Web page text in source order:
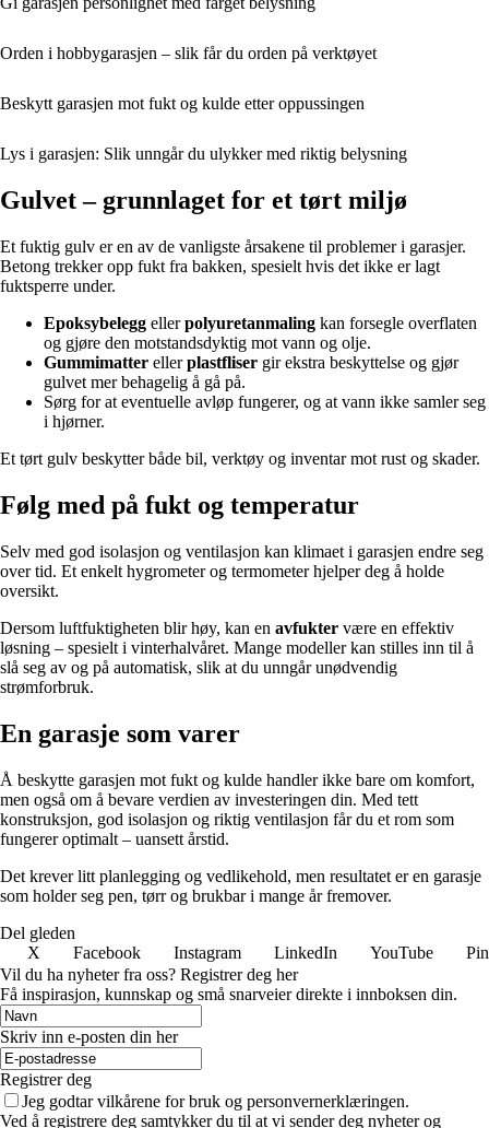
Orden i hobbygarasjen – slik får du orden på verktøyet
Beskytt garasjen mot fukt og kulde etter oppussingen
Lys i garasjen: Slik unngår du ulykker med riktig belysning
Gulvet – grunnlaget for et tørt miljø
Et fuktig gulv er en av de vanligste årsakene til problemer i garasjer.
Betong trekker opp fukt fra bakken, spesielt hvis det ikke er lagt
fuktsperre under.
Epoksybelegg ellerpolyuretanmaling kan forsegle overflaten
og gjøre den motstandsdyktig mot vann og olje.
Gummimatter ellerplastfliser gir ekstra beskyttelse og gjør
gulvet mer behagelig å gå på.
Sørg for at eventuelle avløp fungerer, og at vann ikke samler seg
i hjørner.
Et tørt gulv beskytter både bil, verktøy og inventar mot rust og skader.
Følg med på fukt og temperatur
Selv med god isolasjon og ventilasjon kan klimaet i garasjen endre seg
over tid. Et enkelt hygrometer og termometer hjelper deg å holde
oversikt.
Dersom luftfuktigheten blir høy, kan en avfukter være en effektiv
løsning – spesielt i vinterhalvåret. Mange modeller kan stilles inn til å
slå seg av og på automatisk, slik at du unngår unødvendig
strømforbruk.
En garasje som varer
Å beskytte garasjen mot fukt og kulde handler ikke bare om komfort,
men også om å bevare verdien av investeringen din. Med tett
konstruksjon, god isolasjon og riktig ventilasjon får du et rom som
fungerer optimalt – uansett årstid.
Det krever litt planlegging og vedlikehold, men resultatet er en garasje
som holder seg pen, tørr og brukbar i mange år fremover.
Del gleden
X
Facebook Instagram LinkedIn YouTube
Vil du ha nyheter fra oss? Registrer deg her
Få inspirasjon, kunnskap og små snarveier direkte i innboksen din.
Skriv inn e-posten din her
Registrer deg
Jeg godtar vilkårene for bruk og personvernerklæringen.
Ved å registrere deg samtykker du til at vi sender deg nyheter og